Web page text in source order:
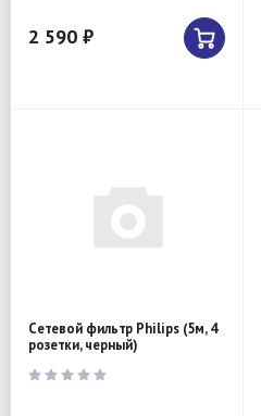
2 590 ₽
Сетевой фильтр Philips (5м, 4
розетки, черный)